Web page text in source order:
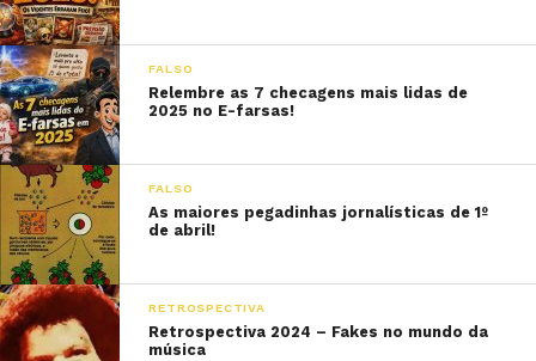
FALSO
Relembre as 7 checagens mais lidas de
2025 no E-farsas!
FALSO
As maiores pegadinhas jornalísticas de 1º
de abril!
RETROSPECTIVA
Retrospectiva 2024 – Fakes no mundo da
música